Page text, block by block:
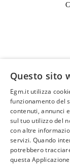
Questo sito
Egm.it utilizza
funzionamento del
contenuti, annunci
sul tuo utilizzo del
con altre
servizi. Quando
potrebbero
questa